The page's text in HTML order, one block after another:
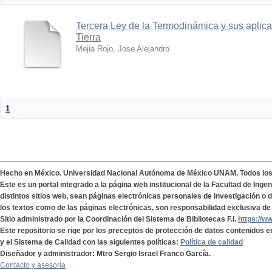
Tercera Ley de la Termodinámica y sus
Tierra
Mejia Rojo, Jose Alejandro
1
Hecho en México. Universidad Nacional Autónoma de México UNAM. Todos
Este es un portal integrado a la página web institucional de la Facultad de
distintos sitios web, sean páginas electrónicas personales de investigación o
los textos como de las páginas electrónicas, son responsabilidad exclusiva
Sitio administrado por la Coordinación del Sistema de Bibliotecas F.I. https://
Este repositorio se rige por los preceptos de protección de datos contenidos
y el Sistema de Calidad con las siguientes políticas: Política de calidad
Diseñador y administrador: Mtro Sergio Israel Franco García.
Contacto y asesoría